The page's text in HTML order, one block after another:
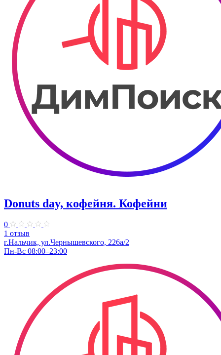
Donuts day, кофейня. Кофейни
0
1 отзыв
г.Нальчик, ул.Чернышевского, 226а/2
Пн-Вс 08:00–23:00